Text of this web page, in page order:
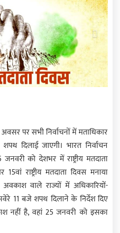
अवसर पर सभी निर्वाचनों में मताधिकार
दिलाई जाएगी। भारत निर्वाचन
को देशभर में राष्ट्रीय मतदाता
राष्ट्रीय मतदाता दिवस मनाया
वाले राज्यों में अधिकारियों-
11 बजे शपथ दिलाने के निर्देश दिए
नहीं है, वहां 25 जनवरी को इसका